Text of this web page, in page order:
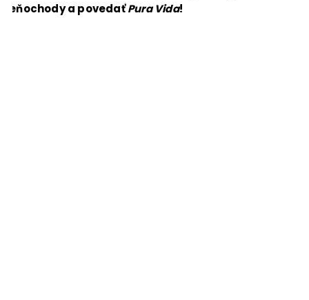
leňochody a povedaťPura Vida!